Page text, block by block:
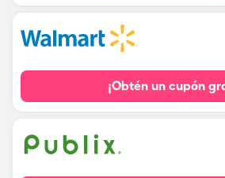
¡Obtén un cupón